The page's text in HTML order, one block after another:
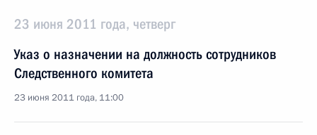
23 июня 2011 года, четверг
Указ о назначении на должность сотрудников
Следственного комитета
23 июня 2011 года, 11:00